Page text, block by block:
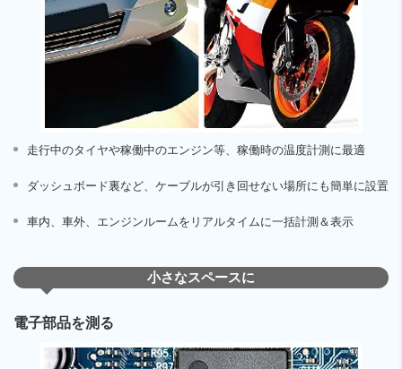
走行中のタイヤや稼働中のエンジン等、稼働時の温度計測に最適
ダッシュボード裏など、ケーブルが引き回せない場所にも簡単に設置
車内、車外、エンジンルームをリアルタイムに一括計測＆表示
小さなスペースに
電子部品を測る